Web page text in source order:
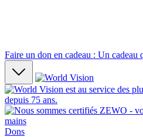
Faire un don en cadeau : Un cadeau
Dons